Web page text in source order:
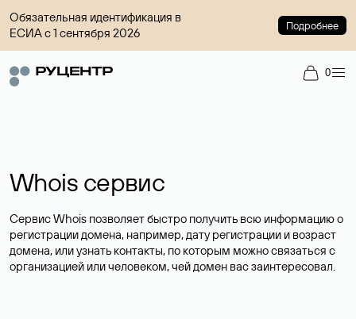
Обязательная идентификация в
ЕСИА с 1 сентября 2026
Подробнее
0
Whois сервис
Сервис Whois позволяет быстро получить всю информацию о
регистрации домена, например, дату регистрации и возраст
домена, или узнать контакты, по которым можно связаться с
организацией или человеком, чей домен вас заинтересовал.